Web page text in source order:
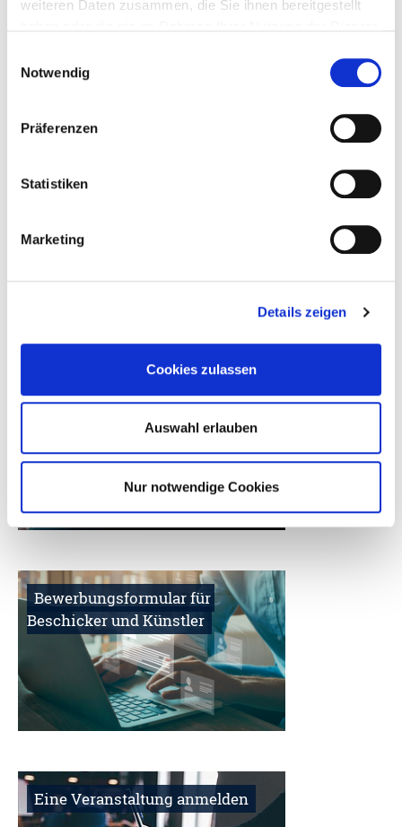
weiteren Daten zusammen, die Sie ihnen bereitgestellt
Notwendig
Präferenzen
Statistiken
Marketing
Details zeigen
Cookies zulassen
Auswahl erlauben
Nur notwendige Cookies
Hamelner Weinfest
Musical Der Schimmelreiter
Bewerbungsformular für
Beschicker und Künstler
Eine Veranstaltung anmelden